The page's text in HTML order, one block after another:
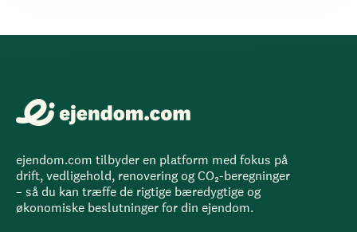
ejendom.com tilbyder en platform med fokus på
drift, vedligehold, renovering og CO₂-beregninger
– så du kan træffe de rigtige bæredygtige og
økonomiske beslutninger for din ejendom.